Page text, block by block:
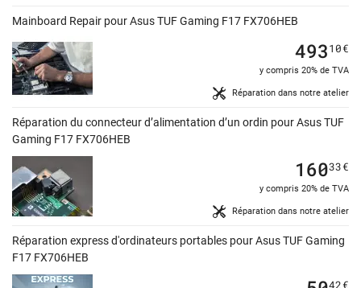
Mainboard Repair pour Asus TUF Gaming F17 FX706HEB
Réparation dans notre atelier
49310€
y compris 20% de TVA
Réparation du connecteur d’alimentation d’un ordin pour Asus TUF
Gaming F17 FX706HEB
Réparation dans notre atelier
16033€
y compris 20% de TVA
Réparation express d'ordinateurs portables pour Asus TUF Gaming
F17 FX706HEB
42€